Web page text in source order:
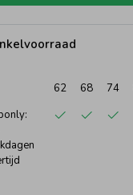
62 68 74